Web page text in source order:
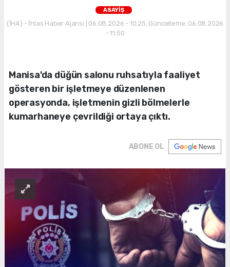
ASAYİŞ
(İHA) - İhlas Haber Ajansı | 06.08.2026 - 10:25, Güncelleme: 06.08.2026
- 11:50
Manisa'da düğün salonu ruhsatıyla faaliyet
gösteren bir işletmeye düzenlenen
operasyonda, işletmenin gizli bölmelerle
kumarhaneye çevrildiği ortaya çıktı.
ABONE OL